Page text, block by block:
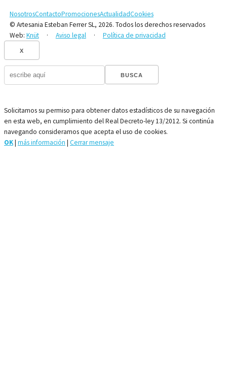
NosotrosContactoPromocionesActualidadCookies
© Artesania Esteban Ferrer SL, 2026. Todos los derechos reservados
Web: Knüt· Aviso legal· Política de privacidad
X
BUSCA
Solicitamos su permiso para obtener datos estadísticos de su navegación
en esta web, en cumplimiento del Real Decreto-ley 13/2012. Si continúa
navegando consideramos que acepta el uso de cookies.
OK| más información | Cerrar mensaje